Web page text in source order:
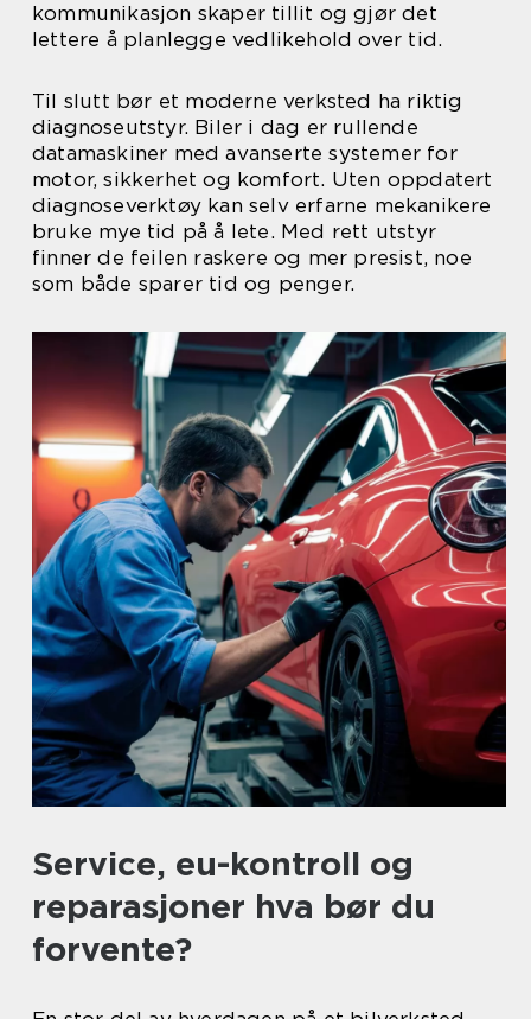
kommunikasjon skaper tillit og gjør det
lettere å planlegge vedlikehold over tid.
Til slutt bør et moderne verksted ha riktig
diagnoseutstyr. Biler i dag er rullende
datamaskiner med avanserte systemer for
motor, sikkerhet og komfort. Uten oppdatert
diagnoseverktøy kan selv erfarne mekanikere
bruke mye tid på å lete. Med rett utstyr
finner de feilen raskere og mer presist, noe
som både sparer tid og penger.
Service, eu-kontroll og
reparasjoner hva bør du
forvente?